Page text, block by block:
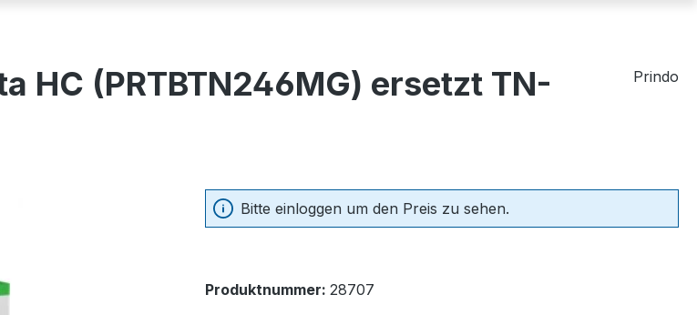
HC (PRTBTN246MG) ersetzt TN-
Prindo
Bitte einloggen um den Preis zu sehen.
Produktnummer: 28707